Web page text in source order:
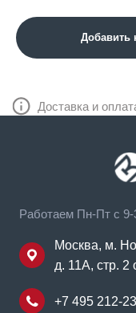
Добавить
Доставка и
Работаем Пн-Пт с 9-
Москва, м.
д. 11А, стр. 2
+7 495 212-